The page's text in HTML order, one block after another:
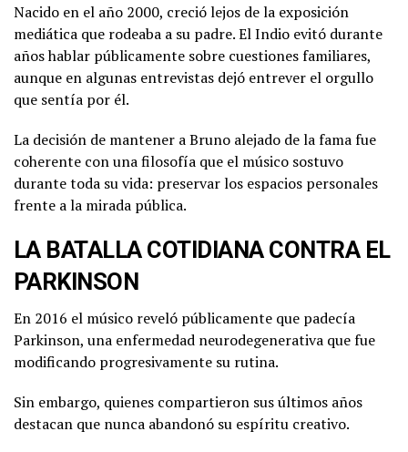
Nacido en el año 2000, creció lejos de la exposición
mediática que rodeaba a su padre. El Indio evitó durante
años hablar públicamente sobre cuestiones familiares,
aunque en algunas entrevistas dejó entrever el orgullo
que sentía por él.
La decisión de mantener a Bruno alejado de la fama fue
coherente con una filosofía que el músico sostuvo
durante toda su vida: preservar los espacios personales
frente a la mirada pública.
LA BATALLA COTIDIANA CONTRA EL
PARKINSON
En 2016 el músico reveló públicamente que padecía
Parkinson, una enfermedad neurodegenerativa que fue
modificando progresivamente su rutina.
Sin embargo, quienes compartieron sus últimos años
destacan que nunca abandonó su espíritu creativo.